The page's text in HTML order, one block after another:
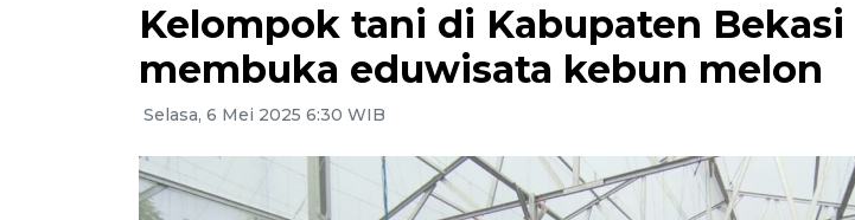
Kelompok tani di Kabupaten Bekasi
membuka eduwisata kebun melon
Selasa, 6 Mei 2025 6:30 WIB